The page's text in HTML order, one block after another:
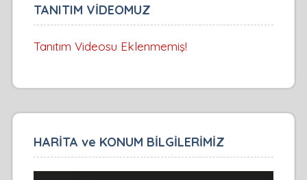
TANITIM VİDEOMUZ
Tanıtım Videosu Eklenmemiş!
HARİTA ve KONUM BİLGİLERİMİZ